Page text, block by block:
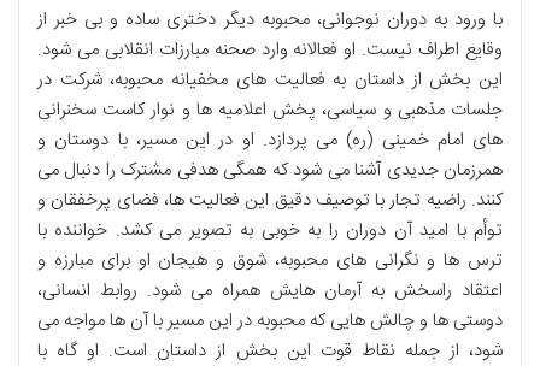
با ورود به دوران نوجوانی، محبوبه دیگر دختری ساده و بی خبر از
وقایع اطراف نیست. او فعالانه وارد صحنه مبارزات انقلابی می شود.
این بخش از داستان به فعالیت های مخفیانه محبوبه، شرکت در
جلسات مذهبی و سیاسی، پخش اعلامیه ها و نوار کاست سخنرانی
های امام خمینی (ره) می پردازد. او در این مسیر، با دوستان و
همرزمان جدیدی آشنا می شود که همگی هدفی مشترک را دنبال می
کنند. راضیه تجار با توصیف دقیق این فعالیت ها، فضای پرخفقان و
توأم با امید آن دوران را به خوبی به تصویر می کشد. خواننده با
ترس ها و نگرانی های محبوبه، شوق و هیجان او برای مبارزه و
اعتقاد راسخش به آرمان هایش همراه می شود. روابط انسانی،
دوستی ها و چالش هایی که محبوبه در این مسیر با آن ها مواجه می
شود، از جمله نقاط قوت این بخش از داستان است. او گاه با